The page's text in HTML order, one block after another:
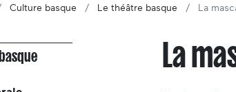
Culture basque Le théâtre basque La
La